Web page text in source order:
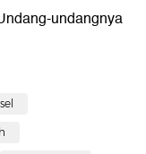
undangnya